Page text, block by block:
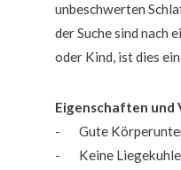
unbeschwerten
der Suche sind nach
oder Kind, ist dies
Eigenschaften und
- Gute
- Keine Liegekuhle